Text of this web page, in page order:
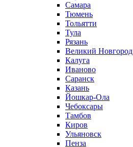
Самара
Тюмень
Тольятти
Тула
Рязань
Великий Новгород
Калуга
Иваново
Саранск
Казань
Йошкар-Ола
Чебоксары
Тамбов
Киров
Ульяновск
Пенза